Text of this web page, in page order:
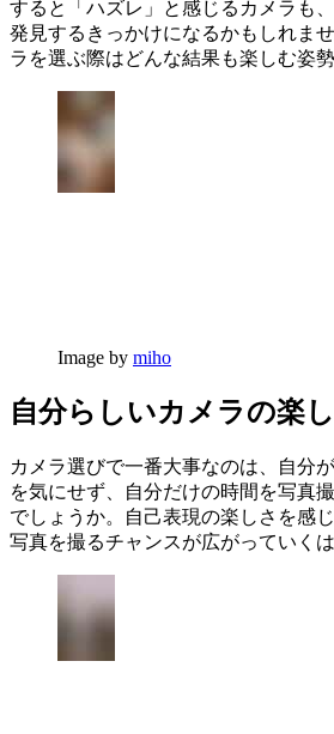
すると「ハズレ」と感じるカメラも
発見するきっかけになるかもしれま
ラを選ぶ際はどんな結果も楽しむ姿勢
Image by miho
自分らしいカメラの楽
カメラ選びで一番大事なのは、自分
を気にせず、自分だけの時間を写真
でしょうか。自己表現の楽しさを感
写真を撮るチャンスが広がっていくは